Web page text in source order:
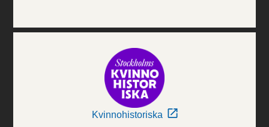
Kvinnohistoriska